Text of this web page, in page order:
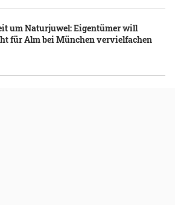
um Naturjuwel: Eigentümer will
für Alm bei München vervielfachen